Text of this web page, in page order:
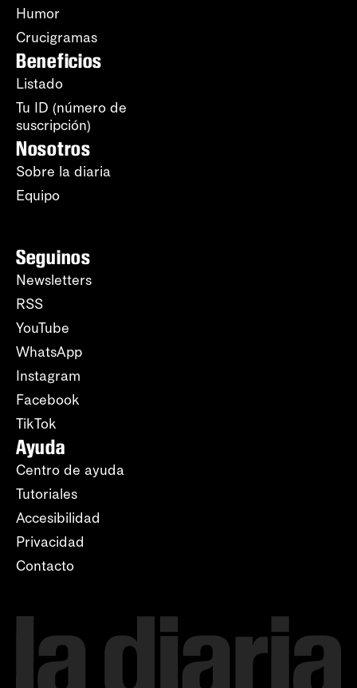
Humor
Crucigramas
Beneficios
Listado
Tu ID (número de
suscripción)
Nosotros
Sobre la diaria
Equipo
Seguinos
Newsletters
RSS
YouTube
WhatsApp
Instagram
Facebook
TikTok
Ayuda
Centro de ayuda
Tutoriales
Accesibilidad
Privacidad
Contacto